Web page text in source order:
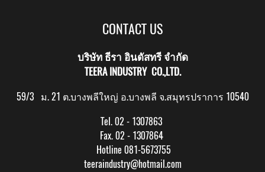
CONTACT US
บริษัท ธีรา อินดัสทรี จำกัด
TEERA INDUSTRY CO.,LTD.
59/3 ม. 21 ต.บางพลีใหญ่ อ.บางพลี จ.สมุทรปราการ 10540
Tel. 02 - 1307863
Fax. 02 - 1307864
Hotline 081-5673755
teeraindustry@hotmail.com